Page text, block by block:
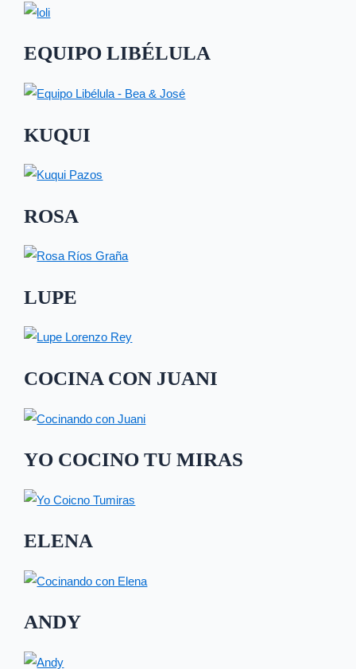
EQUIPO LIBÉLULA
KUQUI
ROSA
LUPE
COCINA CON JUANI
YO COCINO TU MIRAS
ELENA
ANDY